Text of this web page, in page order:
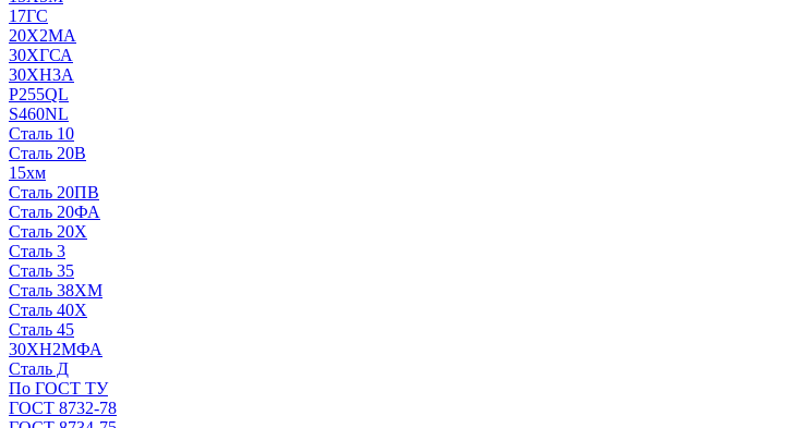
17ГС
20Х2МА
30ХГСА
30ХН3А
P255QL
S460NL
Сталь 10
Сталь 20В
15хм
Сталь 20ПВ
Сталь 20ФА
Сталь 20Х
Сталь 3
Сталь 35
Сталь 38ХМ
Сталь 40Х
Сталь 45
30ХН2МФА
Сталь Д
По ГОСТ ТУ
ГОСТ 8732-78